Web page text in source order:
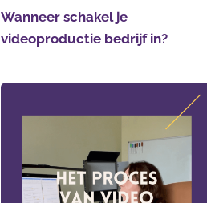
Wanneer schakel je
videoproductie bedrijf in?